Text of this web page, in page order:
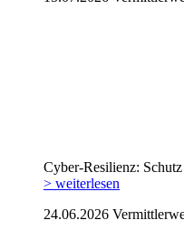
Cyber-Resilienz:
> weiterlesen
24.06.2026